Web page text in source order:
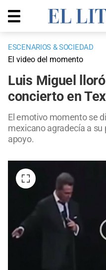
ESCENARIOS & SOCIEDAD
El video del momento
Luis Miguel
concierto en
El emotivo momento se
mexicano agradecía a su
apoyo.